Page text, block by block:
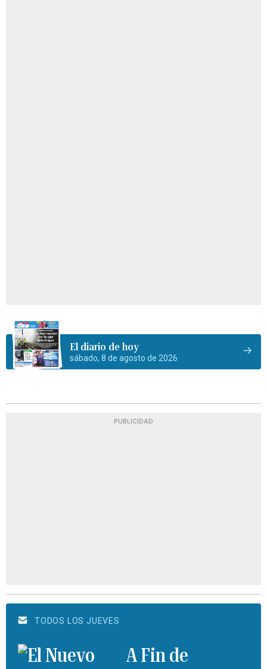
El diario de hoy
sábado, 8 de agosto de 2026
PUBLICIDAD
TODOS LOS JUEVES
A Fin de